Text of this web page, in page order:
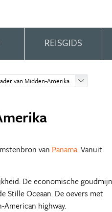
REISGIDS
van Midden-Amerika
van Panama. Vanuit
De economische
Stille Oceaan. De oevers met
highway.